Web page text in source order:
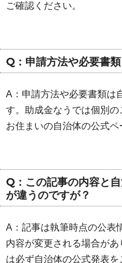
ご確認ください。
Q：申請方法や必要書
A：申請方法や必要書類は
す。助成金なうでは個別
お住まいの自治体の公式ペ
Q：この記事の内容と
が違うのですが？
A：記事は執筆時点の公表
内容が変更される場合が
は必ず自治体の公式発表を